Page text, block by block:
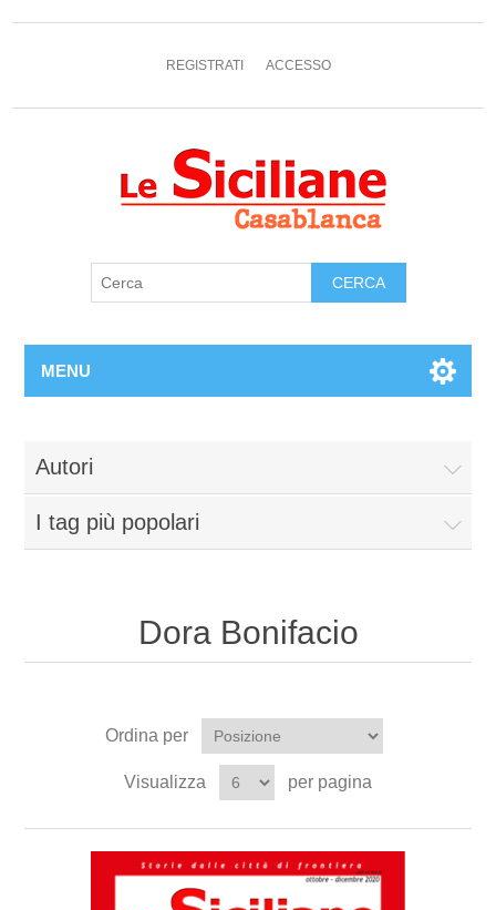
REGISTRATI ACCESSO
MENU
Autori
I tag più popolari
Dora Bonifacio
Ordina per
Visualizza per pagina